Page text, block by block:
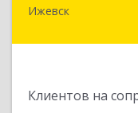
Ижевск
Клиентов на